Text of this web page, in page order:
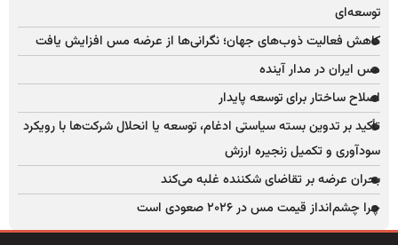
توسعه‌ای
کاهش فعالیت ذوب‌های جهان؛ نگرانی‌ها از عرضه مس افزایش یافت
مس ایران در مدار آینده
اصلاح ساختار برای توسعه پایدار
تأکید بر تدوین بسته سیاستی ادغام، توسعه یا انحلال شرکت‌ها با رویکرد
سودآوری و تکمیل زنجیره ارزش
بحران عرضه بر تقاضای شکننده غلبه می‌کند
چرا چشم‌انداز قیمت مس در ۲۰۲۶ صعودی است